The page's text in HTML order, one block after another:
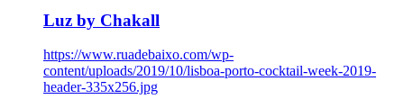
Luz by Chakall
https://www.ruadebaixo.com/wp-
content/uploads/2019/10/lisboa-porto-cocktail-week-2019-
header-335x256.jpg